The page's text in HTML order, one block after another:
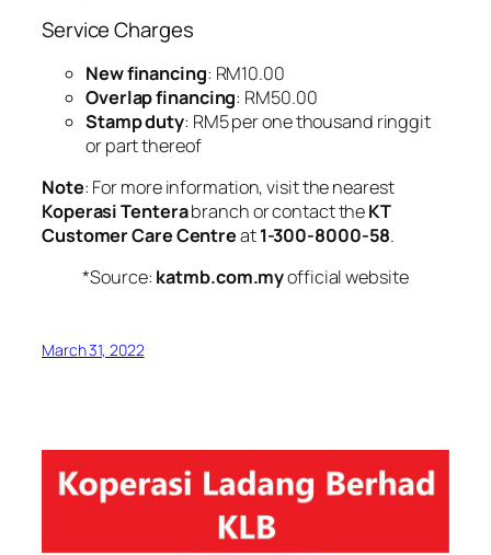
Service Charges
New financing: RM10.00
Overlap financing: RM50.00
Stamp duty: RM5 per one thousand ringgit
or part thereof
Note: For more information, visit the nearest
Koperasi Tenterabranch or contact theKT
Customer Care Centreat1-300-8000-58.
*Source: katmb.com.myofficial website
March 31, 2022